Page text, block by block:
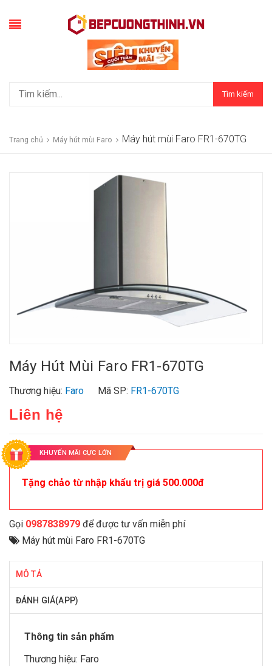
Tìm kiếm
Trang chủ Máy hút mùi Faro Máy hút mùi Faro FR1-670TG
Máy Hút Mùi Faro FR1-670TG
Thương hiệu: Faro Mã SP: FR1-670TG
Liên hệ
KHUYẾN MÃI CỰC LỚN
Tặng chảo từ nhập khẩu trị giá 500.000đ
Gọi 0987838979 để được tư vấn miễn phí
Máy hút mùi Faro FR1-670TG
MÔ TẢ
ĐÁNH GIÁ(APP)
Thông tin sản phẩm
Thương hiệu: Faro